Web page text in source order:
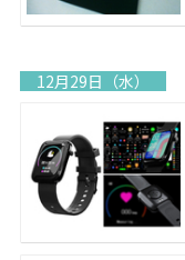
12月29日（水）